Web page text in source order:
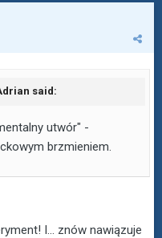
said:
utwór" -
brzmieniem.
I... znów nawiązuje